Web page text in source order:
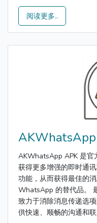
阅读更多..
AKWhatsApp
AKWhatsApp APK 是
获得更多增强的即时通
功能，从而获得最佳的
WhatsApp 的替代品。
致力于消除消息传递选
供快速、顺畅的沟通和